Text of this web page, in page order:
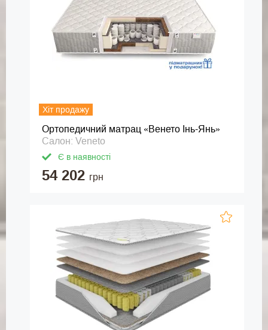
Хіт продажу
Ортопедичний матрац «Венето Інь-Янь»
Салон: Veneto
Є в наявності
54 202 грн